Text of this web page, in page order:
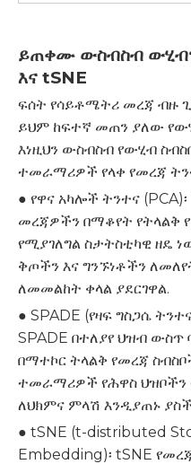
ይጠቀሙ ውስብስብ
እና tSNE
ፍሰት የሳይቶሜትሪ መረጃ ብዙ
ይህም ከፍተኛ መጠን ያለው
እነዚህን ውስብስብ የውሂብ
ተመራማሪዎች የላቀ የመረጃ
● የዋና አካሎች ትንተና
መረጃዎችን በማቆየት የትላልቅ
የሚያገለግል ስታትስቲካዊ ዘዴ
ቅጦችን እና ግንኙነቶችን
ለመመልከት ቀላል ያደርገዋል.
● SPADE (የዛፍ ግስጋሴ
SPADE በተለያየ ህዝብ
በማተኮር ትላልቅ የመረጃ
ተመራማሪዎች የሕዋስ
ለህክምና ምላሽ እንዲያጠኑ
● tSNE (t-distributed
Embedding)፡ tSNE